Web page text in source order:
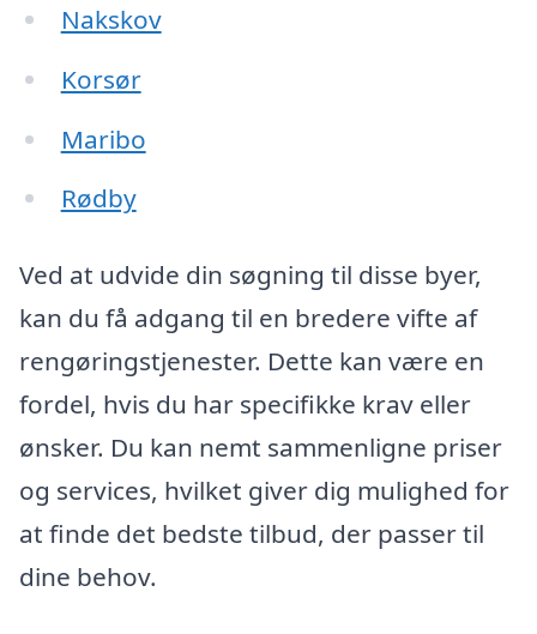
Nakskov
Korsør
Maribo
Rødby
Ved at udvide din søgning til disse byer,
kan du få adgang til en bredere vifte af
rengøringstjenester. Dette kan være en
fordel, hvis du har specifikke krav eller
ønsker. Du kan nemt sammenligne priser
og services, hvilket giver dig mulighed for
at finde det bedste tilbud, der passer til
dine behov.